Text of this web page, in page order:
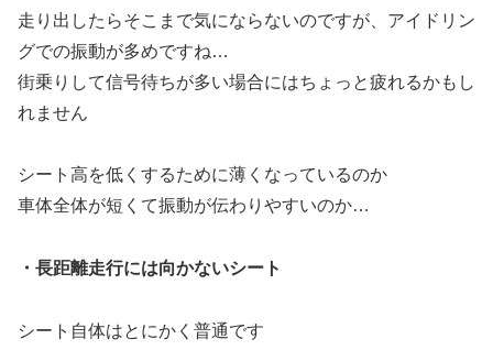
走り出したらそこまで気にならないのですが、アイドリン
グでの振動が多めですね…
街乗りして信号待ちが多い場合にはちょっと疲れるかもし
れません
シート高を低くするために薄くなっているのか
車体全体が短くて振動が伝わりやすいのか…
・長距離走行には向かないシート
シート自体はとにかく普通です